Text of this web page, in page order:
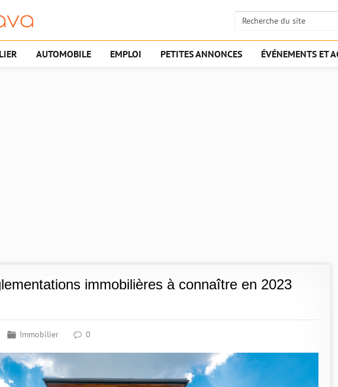
AUTOMOBILE EMPLOI PETITES ANNONCES ÉVÉNEMENTS ET
immobilières à connaître en 2023
Immobilier 0